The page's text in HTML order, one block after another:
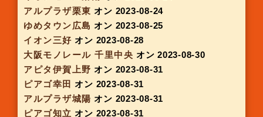
近鉄上本町駅オン 2023-07-27
京阪スイーツボックス 京橋駅 オン 2023-07-27
アピタ稲沢 オン 2023-07-27
ピアゴ上和田 オン 2023-07-27
イオンモール鈴鹿オン 2023-07-27
イオン八事 オン 2023-07-27
JR三宮駅オン 2023-08-01
アルプラザ京田辺オン 2023-08-02